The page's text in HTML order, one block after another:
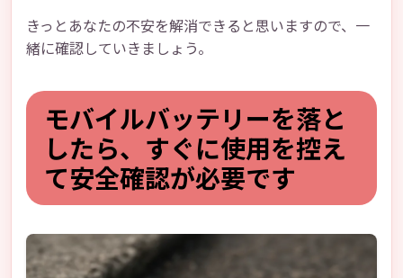
きっとあなたの不安を解消できると思いますので、一
緒に確認していきましょう。
モバイルバッテリーを落と
したら、すぐに使用を控え
て安全確認が必要です